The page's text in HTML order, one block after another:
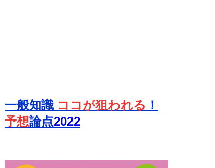
一般知識 ココが狙われる ！
予想論点2022